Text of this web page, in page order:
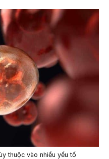
thuộc vào nhiều yếu tố